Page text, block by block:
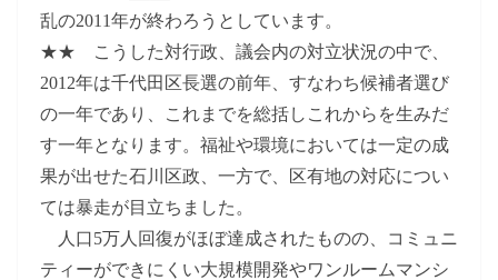
乱の2011年が終わろうとしています。
★★ こうした対行政、議会内の対立状況の中で、
2012年は千代田区長選の前年、すなわち候補者選び
の一年であり、これまでを総括しこれからを生みだ
す一年となります。福祉や環境においては一定の成
果が出せた石川区政、一方で、区有地の対応につい
ては暴走が目立ちました。
人口5万人回復がほぼ達成されたものの、コミュニ
ティーができにくい大規模開発やワンルームマンシ